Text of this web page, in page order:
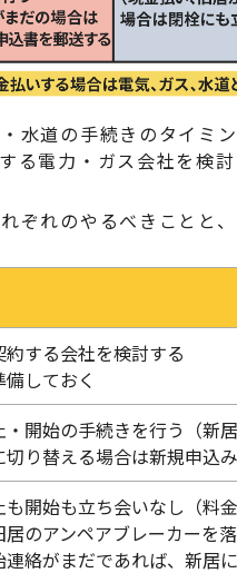
水道の手続きのタイミ
る電力・ガス会社を検
ぞれのやるべきことと
する会社を検討する
しておく
開始の手続きを行う（新
り替える場合は新規申込
開始も立ち会いなし（料
のアンペアブレーカーを
絡がまだであれば、新居